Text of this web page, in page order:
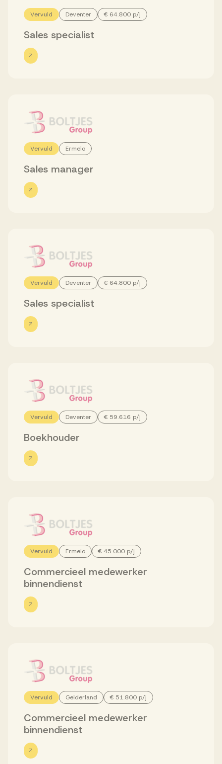
Over AV
Werken bij AV
Aanmelden
Werken bij AV
Vervuld Deventer € 64.800 p/j
Sales specialist
Vervuld Ermelo
Sales manager
Vervuld Deventer € 64.800 p/j
Sales specialist
Vervuld Deventer € 59.616 p/j
Boekhouder
Vervuld Ermelo € 45.000 p/j
Commercieel medewerker
binnendienst
Vervuld Gelderland € 51.800 p/j
Commercieel medewerker
binnendienst